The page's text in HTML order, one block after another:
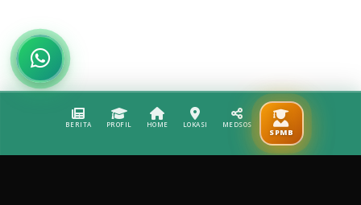
BERITA PROFIL HOME LOKASI MEDSOS
SPMB